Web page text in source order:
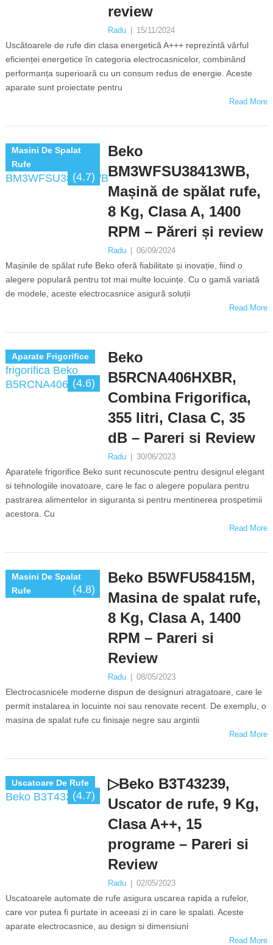
review
Radu 15/11/2024
Uscătoarele de rufe din clasa energetică A+++ reprezintă vârful
eficienței energetice în categoria electrocasnicelor, combinând
performanța superioară cu un consum redus de energie. Aceste
aparate sunt proiectate pentru
Read More
Masini De Spalat
Rufe
(4.7)
Beko
BM3WFSU38413WB,
Mașină de spălat rufe,
8 Kg, Clasa A, 1400
RPM – Păreri și review
Radu 06/09/2024
Mașinile de spălat rufe Beko oferă fiabilitate și inovație, fiind o
alegere populară pentru tot mai multe locuințe. Cu o gamă variată
de modele, aceste electrocasnice asigură soluții
Read More
Aparate Frigorifice
(4.6)
Beko
B5RCNA406HXBR,
Combina Frigorifica,
355 litri, Clasa C, 35
dB – Pareri si Review
Radu 30/06/2023
Aparatele frigorifice Beko sunt recunoscute pentru designul elegant
si tehnologiile inovatoare, care le fac o alegere populara pentru
pastrarea alimentelor in siguranta si pentru mentinerea prospetimii
acestora. Cu
Read More
Masini De Spalat
Rufe
(4.8)
Beko B5WFU58415M,
Masina de spalat rufe,
8 Kg, Clasa A, 1400
RPM – Pareri si
Review
Radu 08/05/2023
Electrocasnicele moderne dispun de designuri atragatoare, care le
permit instalarea in locuinte noi sau renovate recent. De exemplu, o
masina de spalat rufe cu finisaje negre sau argintii
Read More
Uscatoare De Rufe
(4.7)
▷Beko B3T43239,
Uscator de rufe, 9 Kg,
Clasa A++, 15
programe – Pareri si
Review
Radu 02/05/2023
Uscatoarele automate de rufe asigura uscarea rapida a rufelor,
care vor putea fi purtate in aceeasi zi in care le spalati. Aceste
aparate electrocasnice, au design si dimensiuni
Read More